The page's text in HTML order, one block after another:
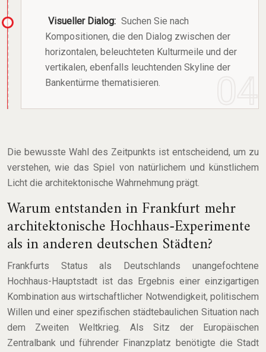
Visueller Dialog: Suchen Sie nach
Kompositionen, die den Dialog zwischen der
horizontalen, beleuchteten Kulturmeile und der
vertikalen, ebenfalls leuchtenden Skyline der
Bankentürme thematisieren.
Die bewusste Wahl des Zeitpunkts ist entscheidend, um zu
verstehen, wie das Spiel von natürlichem und künstlichem
Licht die architektonische Wahrnehmung prägt.
Warum entstanden in Frankfurt mehr
architektonische Hochhaus-Experimente
als in anderen deutschen Städten?
Frankfurts Status als Deutschlands unangefochtene
Hochhaus-Hauptstadt ist das Ergebnis einer einzigartigen
Kombination aus wirtschaftlicher Notwendigkeit, politischem
Willen und einer spezifischen städtebaulichen Situation nach
dem Zweiten Weltkrieg. Als Sitz der Europäischen
Zentralbank und führender Finanzplatz benötigte die Stadt